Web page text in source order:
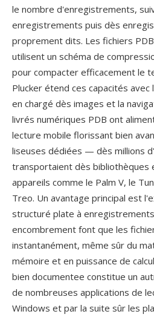
le nombre d'enregistrements,
enregistrements puis dès
proprement dits. Les fichiers
utilisent un schéma de
pour compacter efficacement le
Plucker étend ces capacités
en chargé dès images et la
livrés numériques PDB ont
lecture mobile florissant bien
liseuses dédiées — dès millions
transportaient dès bibliothèques
appareils comme le Palm V, le
Treo. Un avantage principal est
structuré plate à
encombrement font que les
instantanément, même sûr du
mémoire et en puissance de
bien documentee constitue un
de nombreuses applications de
Windows et par la suite sûr les